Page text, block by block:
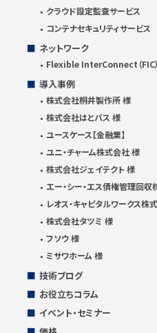
クラウド設定監査サービス
コンテナセキュリティサービス
ネットワーク
Flexible InterConnect（FIC
導入事例
株式会社桐井製作所 様
株式会社はとバス 様
ユースケース【金融業】
ユニ・チャーム株式会社 様
株式会社ジェイテクト 様
エー・シー・エス債権管理回
レオス・キャピタルワークス株
株式会社タツミ 様
フソウ 様
ミサワホーム 様
技術ブログ
お役立ちコラム
イベント・セミナー